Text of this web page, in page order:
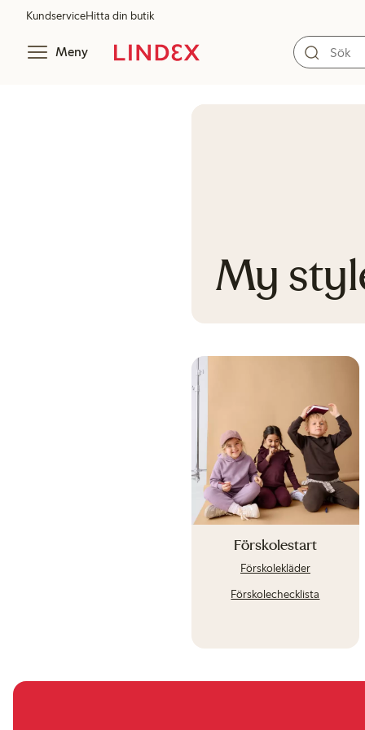
KundserviceHitta din butik
Meny
My
Förskolestart
Förskolekläder
Förskolechecklista